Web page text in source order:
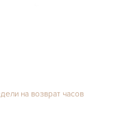
на возврат часов